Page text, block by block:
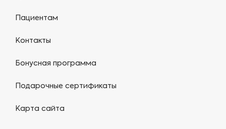
Пациентам
Контакты
Бонусная программа
Подарочные сертификаты
Карта сайта